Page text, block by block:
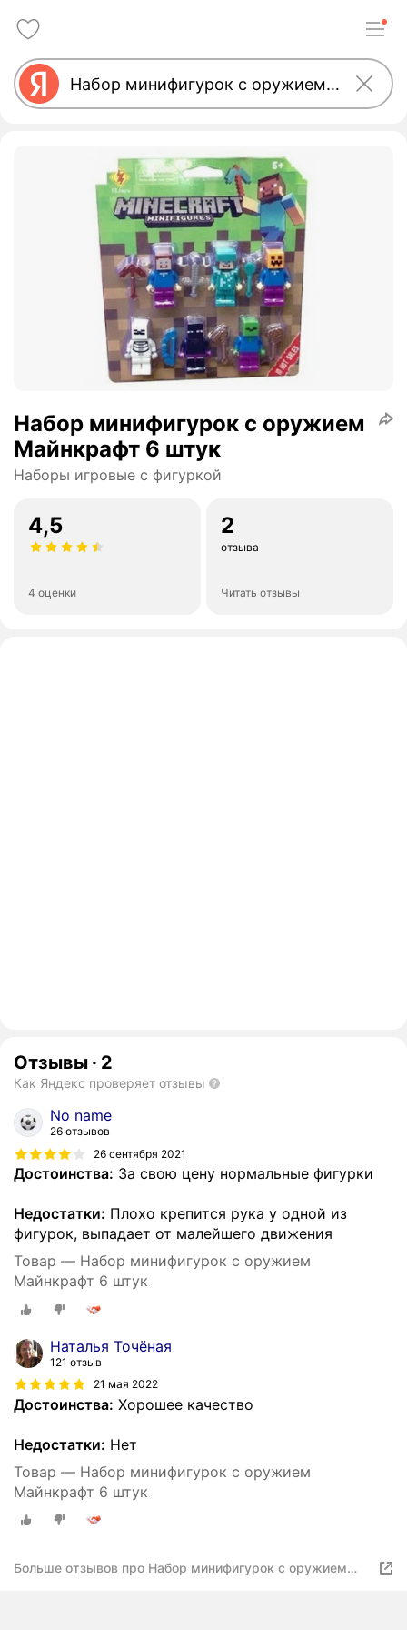
Набор минифигурок с оружием
Майнкрафт 6 штук
Наборы игровые с фигуркой
4,5
4 оценки
2
отзыва
Читать отзывы
Отзывы · 2
Как Яндекс проверяет отзывы
No name
26 отзывов
26 сентября 2021
Достоинства: За свою цену нормальные фигурки
Недостатки: Плохо крепится рука у одной из
фигурок, выпадает от малейшего движения
Товар — Набор минифигурок с оружием
Майнкрафт 6 штук
Наталья Точёная
121 отзыв
21 мая 2022
Достоинства: Хорошее качество
Недостатки: Нет
Товар — Набор минифигурок с оружием
Майнкрафт 6 штук
Больше отзывов про Набор минифигурок с оружием